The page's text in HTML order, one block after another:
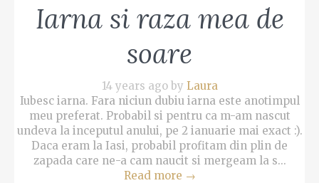
Iarna si raza mea de
soare
14 years ago by Laura
Iubesc iarna. Fara niciun dubiu iarna este anotimpul
meu preferat. Probabil si pentru ca m-am nascut
undeva la inceputul anului, pe 2 ianuarie mai exact :).
Daca eram la Iasi, probabil profitam din plin de
zapada care ne-a cam naucit si mergeam la s...
Read more →